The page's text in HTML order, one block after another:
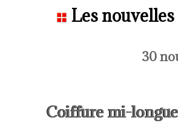
Les
30
Coiffure mi-